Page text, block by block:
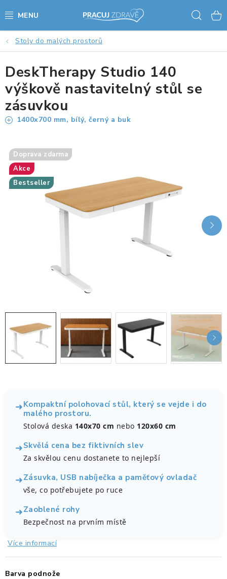
na
AKCE - SLEVY - VÝPRODEJ
STOLY A ŽIDLE
VÝŠKOVĚ NASTAVITELNÉ STOLY
KANCELÁŘSKÉ PSACÍ STOLY
NOHY KE STOLU A PODNOŽE
PŘÍSLUŠENSTVÍ KE STOLŮM
KANCELÁŘSKÉ KONTEJNERY
ZDRAVOTNÍ OBUV
ZDRAVOTNICKÉ POMŮCKY
PODSTAVCE POD MONITOR
PREZENTAČNÍ SYSTÉMY
DRŽÁKY NA TABLET - MOBIL
BEDERNÍ A KRČNÍ OPĚRKY
PODLOŽKY POD NOHY
PODLOŽKY POD MYŠ A ZÁPĚSTÍ
ERGONOMICKÉ KLÁVESNICE
Stoly do malých prostorů
➜Kompaktní polohovací stůl, který se vejde i do
malého prostoru.
Stolová deska 140x70 cm nebo 120x60 cm
➜Skvělá cena bez fiktivních slev
Za skvělou cenu dostanete to nejlepší
➜Zásuvka, USB nabíječka a paměťový ovladač
vše, co potřebujete po ruce
➜Zaoblené rohy
Bezpečnost na prvním místě
Více informací
Barva podnože
DeskTherapy Studio 140
výškově nastavitelný stůl se
zásuvkou
1400x700 mm, bílý, černý a buk
Doprava zdarma
Akce
Bestseller